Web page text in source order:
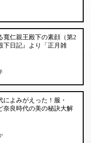
寬仁親王殿下の素顔（第2
下日記』より「正月雑
によみがえった！服・
奈良時代の美の秘訣大解